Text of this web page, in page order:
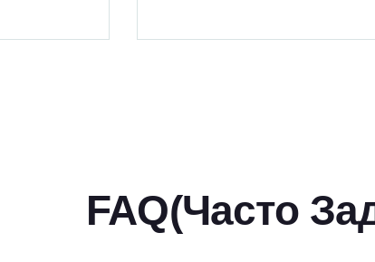
FAQ(Часто